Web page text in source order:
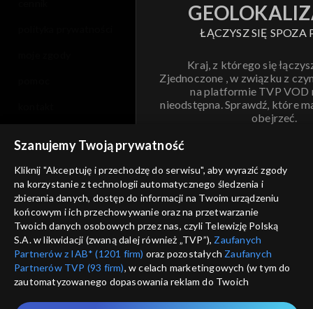
ŁĄCZYSZ SIĘ SPOZA
Kraj, z którego się
Zjednoczone , w związku z
na platformie TVP VOD
nieodstępna. Sprawdź, które
obejrzeć.
ANULUJ
informacje o dostawcy usług
Szanujemy Twoją prywatność
Kliknij "Akceptuję i przechodzę do serwisu", aby wyrazić zgody
na korzystanie z technologii automatycznego śledzenia i
zbierania danych, dostęp do informacji na Twoim urządzeniu
końcowym i ich przechowywanie oraz na przetwarzanie
Twoich danych osobowych przez nas, czyli Telewizję Polską
S.A. w likwidacji (zwaną dalej również „TVP”), Zaufanych
Partnerów z IAB* (1201 firm) oraz pozostałych Zaufanych
Partnerów TVP (93 firm), w celach marketingowych (w tym do
zautomatyzowanego dopasowania reklam do Twoich